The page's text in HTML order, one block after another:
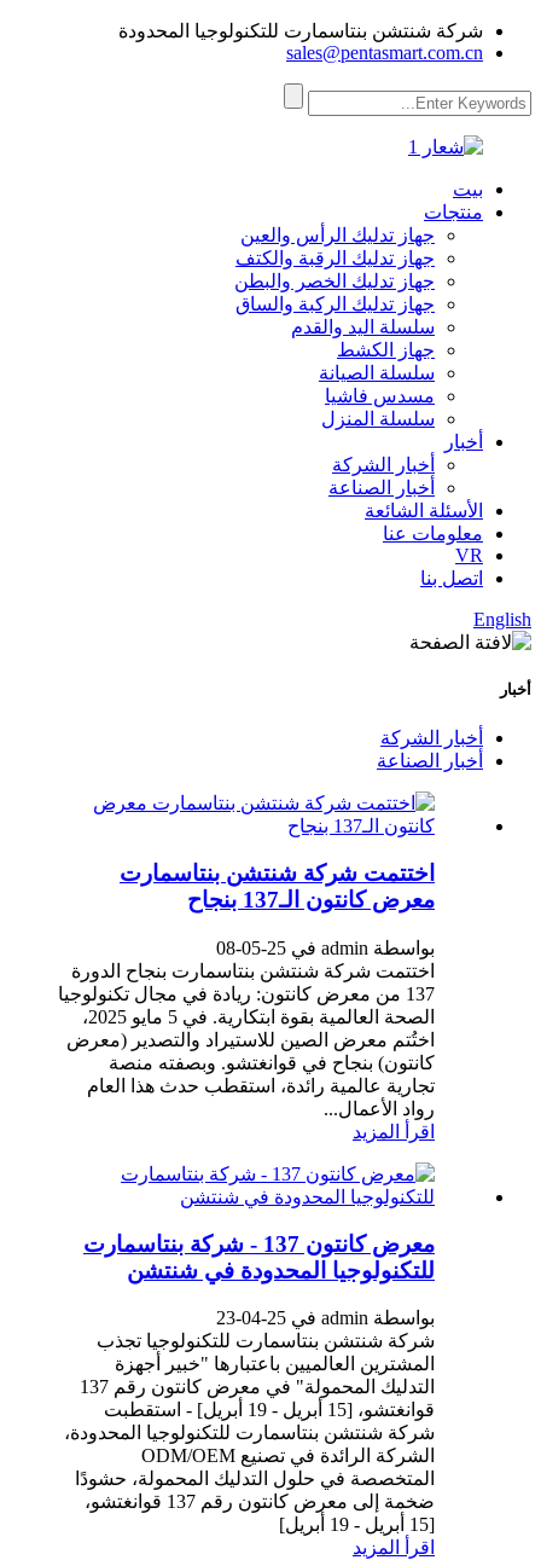
شركة شنتشن بنتاسمارت للتكنولوجيا المحدودة
sales@pentasmart.com.cn
بيت
منتجات
جهاز تدليك الرأس والعين
جهاز تدليك الرقبة والكتف
جهاز تدليك الخصر والبطن
جهاز تدليك الركبة والساق
سلسلة اليد والقدم
جهاز الكشط
سلسلة الصيانة
مسدس فاشيا
سلسلة المنزل
أخبار
أخبار الشركة
أخبار الصناعة
الأسئلة الشائعة
معلومات عنا
VR
اتصل بنا
English
أخبار
أخبار الشركة
أخبار الصناعة
اختتمت شركة شنتشن بنتاسمارت
معرض كانتون الـ137 بنجاح
بواسطة admin في 25-05-08
اختتمت شركة شنتشن بنتاسمارت بنجاح الدورة
137 من معرض كانتون: ريادة في مجال تكنولوجيا
الصحة العالمية بقوة ابتكارية. في 5 مايو 2025،
اختُتم معرض الصين للاستيراد والتصدير (معرض
كانتون) بنجاح في قوانغتشو. وبصفته منصة
تجارية عالمية رائدة، استقطب حدث هذا العام
رواد الأعمال...
اقرأ المزيد
معرض كانتون 137 - شركة بنتاسمارت
للتكنولوجيا المحدودة في شنتشن
بواسطة admin في 25-04-23
شركة شنتشن بنتاسمارت للتكنولوجيا تجذب
المشترين العالميين باعتبارها "خبير أجهزة
التدليك المحمولة" في معرض كانتون رقم 137
قوانغتشو، [15 أبريل - 19 أبريل] - استقطبت
شركة شنتشن بنتاسمارت للتكنولوجيا المحدودة،
الشركة الرائدة في تصنيع ODM/OEM
المتخصصة في حلول التدليك المحمولة، حشودًا
ضخمة إلى معرض كانتون رقم 137 قوانغتشو،
[15 أبريل - 19 أبريل]
اقرأ المزيد